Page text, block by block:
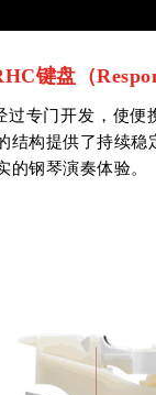
键盘（
过专门开发，使
结构提供了持续
的钢琴演奏体验。